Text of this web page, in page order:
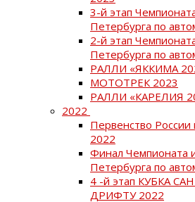
3-й этап
Петербурга по
2-й этап
Петербурга по
РАЛЛИ «ЯККИМА
МОТОТРЕК 2023
РАЛЛИ «КАРЕЛИЯ
2022
Первенство
2022
Финал Чемпионата
Петербурга по
4 -й этап КУБКА
ДРИФТУ 2022